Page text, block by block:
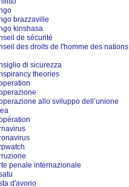
brazzaville
kinshasa
de sécurité
des droits de l'homme des nations
di sicurezza
theories
allo sviluppo dell’unione
penale internazionale
d'avorio